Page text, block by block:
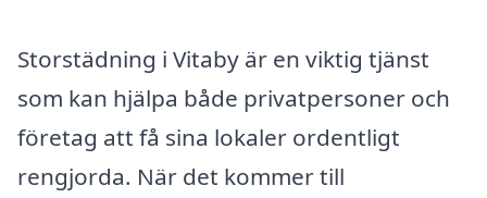
Storstädning i Vitaby är en viktig tjänst
som kan hjälpa både privatpersoner och
företag att få sina lokaler ordentligt
rengjorda. När det kommer till